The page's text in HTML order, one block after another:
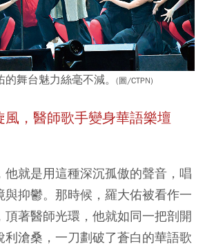
舞台魅力絲毫不減。 (圖/CTPN)
，醫師歌手變身華語樂壇
就是用這種深沉孤傲的聲音，唱
與抑鬱。那時候，羅大佑被看作一
頂著醫師光環，他就如同一把剖開
利滄桑，一刀劃破了蒼白的華語歌